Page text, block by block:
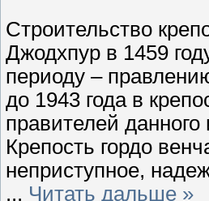
Строительство
Джодхпур в 1459
периоду –
до 1943 года в
правителей данного
Крепость гордо
неприступное,
... Читать дальше »